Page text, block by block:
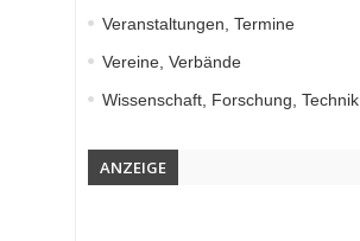
Veranstaltungen, Termine
Vereine, Verbände
Wissenschaft, Forschung, Technik
ANZEIGE